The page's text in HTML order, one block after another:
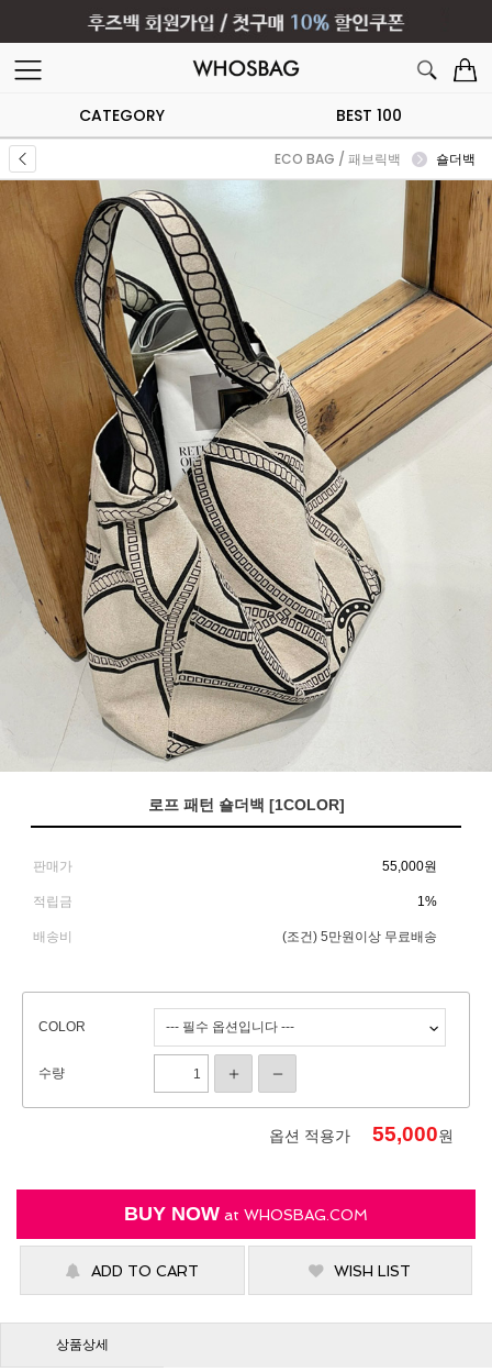
CATEGORY BEST 100
ECO BAG / 패브릭백 숄더백
로프 패턴 숄더백 [1COLOR]
판매가 55,000원
적립금 1%
배송비 (조건) 5만원이상 무료배송
COLOR
수량
옵션 적용가 55,000원
BUY NOW at WHOSBAG.COM
ADD TO CART WISH LIST
상품상세